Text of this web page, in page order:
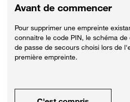
Avant de commencer
Pour supprimer une empreinte
connaitre le code PIN, le schéma
de passe de secours choisi lors de
première empreinte.